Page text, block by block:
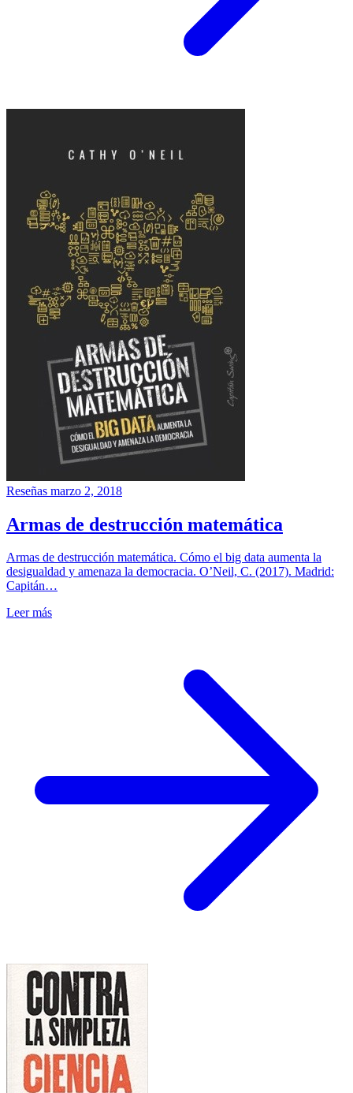
Reseñas marzo 2, 2018
Armas de destrucción matemática
Armas de destrucción matemática. Cómo el big data aumenta la
desigualdad y amenaza la democracia. O’Neil, C. (2017). Madrid:
Capitán…
Leer más